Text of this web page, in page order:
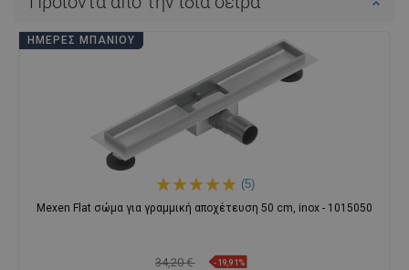
ΗΜΈΡΕΣ ΜΠΆΝΙΟΥ
(5)
Mexen Flat σώμα για γραμμική αποχέτευση 50 cm, inox - 1015050
34,20 € -19,91%